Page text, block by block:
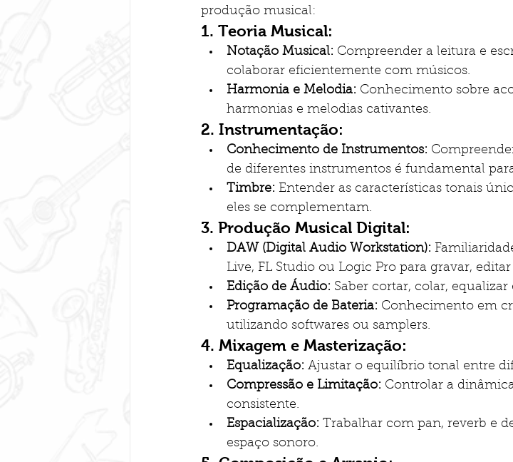
produção musical:
1. Teoria Musical:
Notação Musical: Compreender a leitura e
colaborar eficientemente com músicos.
Harmonia e Melodia: Conhecimento sobre
harmonias e melodias cativantes.
2. Instrumentação:
Conhecimento de Instrumentos:
de diferentes instrumentos é fundamental
Timbre: Entender as características tonais
eles se complementam.
3. Produção Musical Digital:
DAW (Digital Audio Workstation):
Live, FL Studio ou Logic Pro para gravar,
Edição de Áudio: Saber cortar, colar,
Programação de Bateria: Conhecimento em
utilizando softwares ou samplers.
4. Mixagem e Masterização:
Equalização: Ajustar o equilíbrio tonal entre
Compressão e Limitação: Controlar a
consistente.
Espacialização: Trabalhar com pan, reverb e
espaço sonoro.